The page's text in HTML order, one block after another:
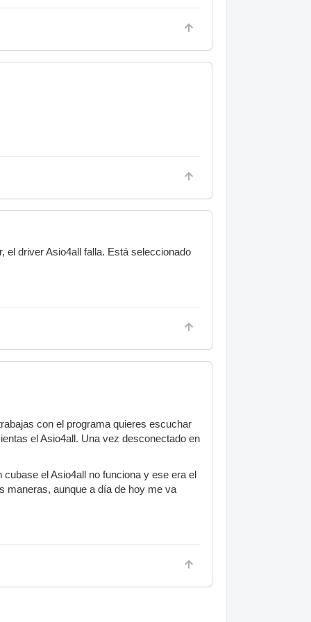
el driver Asio4all falla. Está seleccionado
con el programa quieres escuchar
el Asio4all. Una vez desconectado en
el Asio4all no funciona y ese era el
maneras, aunque a día de hoy me va